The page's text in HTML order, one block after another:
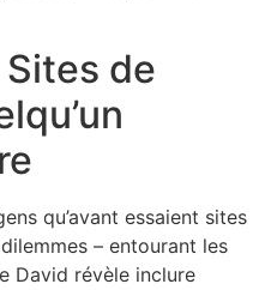
de
qu’avant essaient sites
– entourant les
David révèle inclure